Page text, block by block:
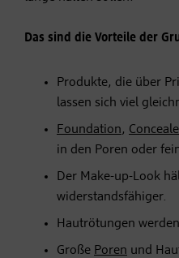
Das sind die Vorteile der
Produkte, die über
lassen sich viel
Foundation,
in den Poren oder
Der Make-up-Look
widerstandsfähiger.
Hautrötungen
Große Poren und